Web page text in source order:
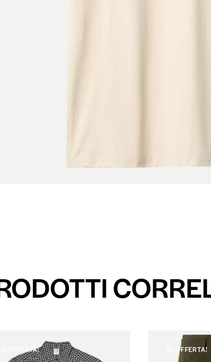
IN OFFERTA! IN OFFERTA!